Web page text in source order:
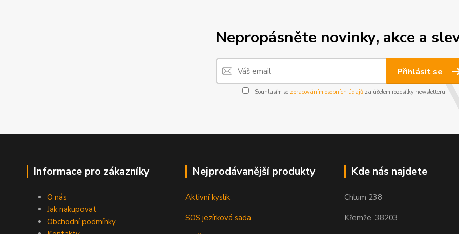
Nepropásněte novinky, akce a
Přihlásit se
Souhlasím se zpracováním osobních údajůza účelem rozesílky newsletteru.
Informace pro zákazníky
O nás
Jak nakupovat
Obchodní podmínky
Nejprodávanější produkty
Aktivní kyslík
SOS jezírková sada
Kde nás najdete
Chlum 238
Křemže, 38203